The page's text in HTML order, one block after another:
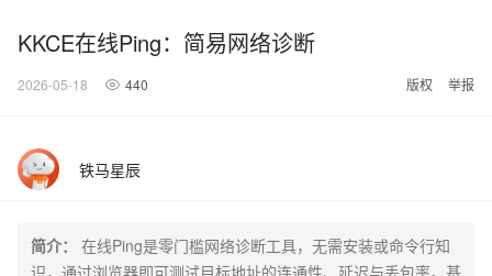
KKCE在线Ping：简易网络诊断
2026-05-18 440 版权 举报
铁马星辰
简介：
在线Ping是零门槛网络诊断工具，无需安装或命令行知
识，通过浏览器即可测试目标地址的连通性、延迟与丢包率。基